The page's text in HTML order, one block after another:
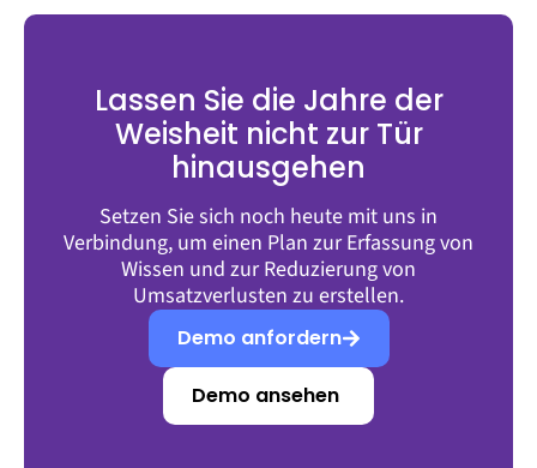
Lassen Sie die Jahre der
Weisheit nicht zur Tür
hinausgehen
Setzen Sie sich noch heute mit uns in
Verbindung, um einen Plan zur Erfassung von
Wissen und zur Reduzierung von
Umsatzverlusten zu erstellen.
Demo anfordern
Demo ansehen